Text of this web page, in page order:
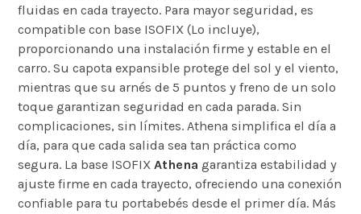
fluidas en cada trayecto. Para mayor seguridad, es
compatible con base ISOFIX (Lo incluye),
proporcionando una instalación firme y estable en el
carro. Su capota expansible protege del sol y el viento,
mientras que su arnés de 5 puntos y freno de un solo
toque garantizan seguridad en cada parada. Sin
complicaciones, sin límites. Athena simplifica el día a
día, para que cada salida sea tan práctica como
segura. La base ISOFIXAthena garantiza estabilidad y
ajuste firme en cada trayecto, ofreciendo una conexión
confiable para tu portabebés desde el primer día. Más